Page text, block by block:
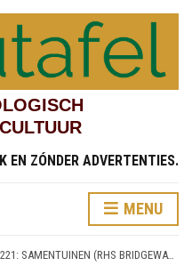
EN ZÓNDER ADVERTENTIES.
MENU
DISCUTAFEL PODCAST 221: SAMENTUINEN (RHS BRIDGEWATER 6)